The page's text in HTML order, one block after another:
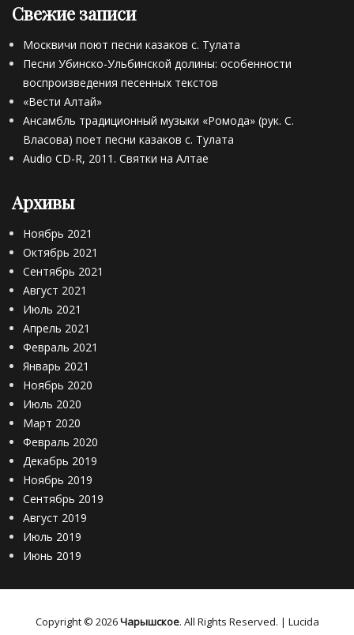
»
А
.
В
.
Г
о
л
и
,
В
.
М
у
р
о
в
,
В
х
-
С
л
ю
д
.
.
Щ
у
р
в
,
О
и
,
ю
д
я
н
к
а
с
т
ь
-
К
а
а
н
а
Свежие записи
Москвичи поют песни казаков с. Тулата
Песни Убинско-Ульбинской долины: особенности
воспроизведения песенных текстов
«Вести Алтай»
Ансамбль традиционный музыки «Ромода» (рук. С.
Власова) поет песни казаков с. Тулата
Audio CD-R, 2011. Святки на Алтае
Архивы
Ноябрь 2021
Октябрь 2021
Сентябрь 2021
Август 2021
Июль 2021
Апрель 2021
Февраль 2021
Январь 2021
Ноябрь 2020
Июль 2020
Март 2020
Февраль 2020
Декабрь 2019
Ноябрь 2019
Сентябрь 2019
Август 2019
Июль 2019
Июнь 2019
Copyright © 2026Чарышское. All Rights Reserved. | Lucida